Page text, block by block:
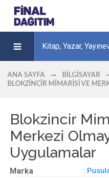
ANA SAYFA BILGISAYAR
BLOKZINCIR MIMARISI VE
Blokzincir
Merkezi
Uygulamalar
Marka :